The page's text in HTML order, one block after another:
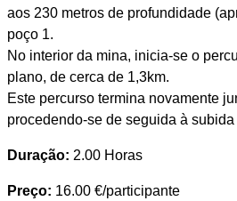
aos 230 metros de profundidade
poço 1.
No interior da mina, inicia-se o
plano, de cerca de 1,3km.
Este percurso termina novamente
procedendo-se de seguida à
Duração: 2.00 Horas
Preço: 16.00 €/participante